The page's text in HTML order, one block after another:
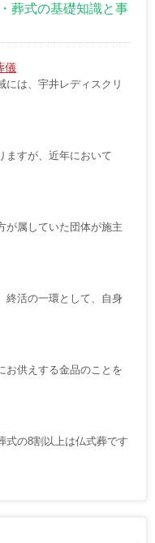
葬式の基礎知識と事
儀
には、宇井レディスクリ
ますが、近年において
が属していた団体が施主
終活の一環として、自身
お供えする金品のことを
式の8割以上は仏式葬です